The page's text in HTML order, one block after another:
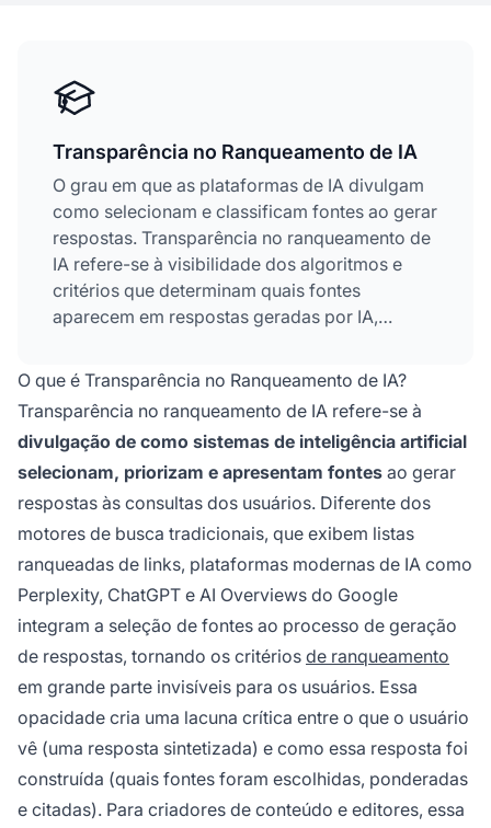
Transparência no Ranqueamento de IA
O grau em que as plataformas de IA divulgam
como selecionam e classificam fontes ao gerar
respostas. Transparência no ranqueamento de
IA refere-se à visibilidade dos algoritmos e
critérios que determinam quais fontes
aparecem em respostas geradas por IA,
dos motores de busca. Essa transparência é
fundamental para criadores de conteúdo,
editores e usuários que precisam entender
como as informações são selecionadas e
priorizadas. Sem transparência, os usuários
não podem verificar a credibilidade das fontes
ou compreender possíveis vieses no conteúdo
gerado por IA.
O que é Transparência no Ranqueamento de IA?
Transparência no ranqueamento de IA refere-se à
divulgação de como sistemas de inteligência artificial
selecionam, priorizam e apresentam fontes ao gerar
respostas às consultas dos usuários. Diferente dos
motores de busca tradicionais, que exibem listas
ranqueadas de links, plataformas modernas de IA como
Perplexity, ChatGPT e AI Overviews do Google
integram a seleção de fontes ao processo de geração
de respostas, tornando os critérios de ranqueamento
em grande parte invisíveis para os usuários. Essa
opacidade cria uma lacuna crítica entre o que o usuário
vê (uma resposta sintetizada) e como essa resposta foi
construída (quais fontes foram escolhidas, ponderadas
e citadas). Para criadores de conteúdo e editores, essa